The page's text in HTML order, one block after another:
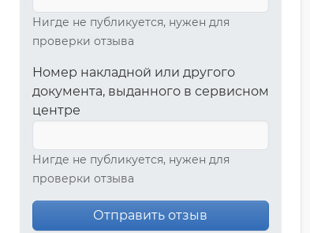
Нигде не публикуется, нужен для
проверки отзыва
Номер накладной или другого
документа, выданного в сервисном
центре
Нигде не публикуется, нужен для
проверки отзыва
Отправить отзыв